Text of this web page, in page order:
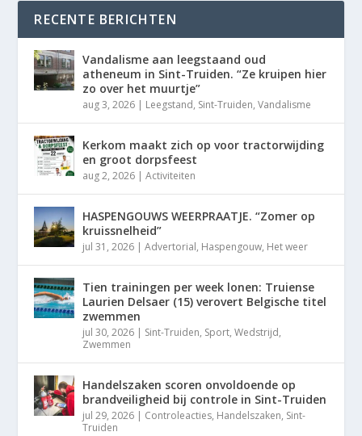
RECENTE BERICHTEN
Vandalisme aan leegstaand oud
atheneum in Sint-Truiden. “Ze kruipen hier
zo over het muurtje”
aug 3, 2026 | Leegstand, Sint-Truiden,Vandalisme
Kerkom maakt zich op voor tractorwijding
en groot dorpsfeest
aug 2, 2026 |Activiteiten
HASPENGOUWS WEERPRAATJE. “Zomer op
kruissnelheid”
jul 31, 2026 |Advertorial, Haspengouw, Het weer
Tien trainingen per week lonen: Truiense
Laurien Delsaer (15) verovert Belgische titel
zwemmen
jul 30, 2026 | Sint-Truiden, Sport,Wedstrijd,
Zwemmen
Handelszaken scoren onvoldoende op
brandveiligheid bij controle in Sint-Truiden
jul 29, 2026 | Controleacties, Handelszaken, Sint-
Truiden